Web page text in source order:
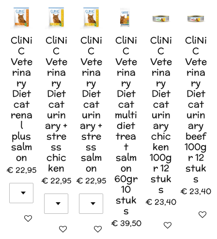
CliNi
C
Vete
rina
ry
Diet
cat
rena
l
plus
salm
on
€ 22,95
In winkelwagen
CliNi
C
Vete
rina
ry
Diet
cat
urin
ary +
stre
ss
chic
ken
€ 22,95
In winkelwagen
CliNi
C
Vete
rina
ry
Diet
cat
urin
ary +
stre
ss
salm
on
€ 22,95
In winkelwagen
CliNi
C
Vete
rina
ry
Diet
cat
multi
diet
trea
t
salm
on
60gr
10
stuk
s
€ 39,50
CliNi
C
Vete
rina
ry
Diet
cat
urin
ary
chic
ken
100g
r 12
stuk
s
€ 23,40
In winkelwagen
CliNi
C
Vete
rina
ry
Diet
cat
urin
ary
beef
100g
r 12
stuk
s
€ 23,40
In